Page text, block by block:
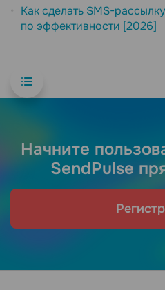
Как сделать SMS-
по эффективности [2026]
Начните
SendPulse